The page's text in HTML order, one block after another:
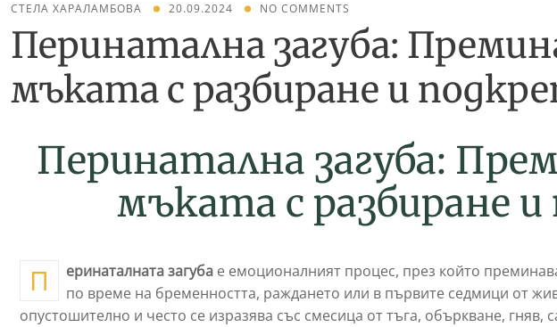
СТЕЛА ХАРАЛАМБОВА 20.09.2024 NO COMMENTS
Перинатална загуба:
мъката с разбиране и
Перинатална загуба: Прем
мъката с разбиране и
Перинаталната загуба е емоционалният процес, през който
по време на бременността, раждането или в първите седмици от
опустошително и често се изразява със смесица от тъга, объркване, гняв,